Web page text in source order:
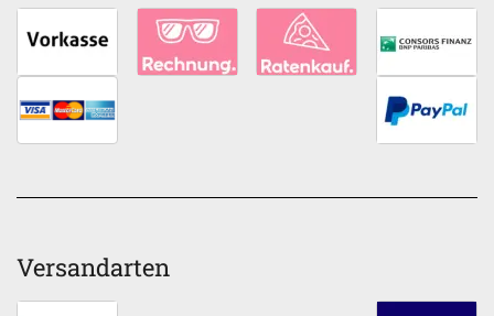
Versandarten